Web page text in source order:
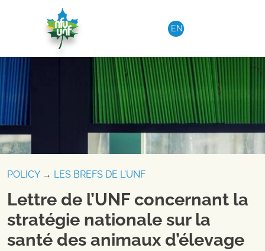
Aller au contenu
EN
POLICY→ LES BREFS DE L'UNF
Lettre de l’UNF concernant la
stratégie nationale sur la
santé des animaux d’élevage